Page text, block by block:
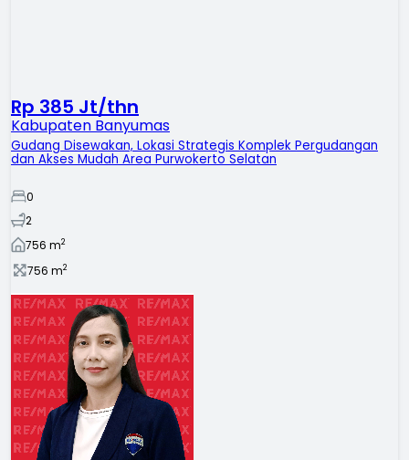
Rp 385 Jt/thn
Kabupaten Banyumas
Gudang Disewakan, Lokasi Strategis Komplek Pergudangan
dan Akses Mudah Area Purwokerto Selatan
0
2
756 m2
756 m2